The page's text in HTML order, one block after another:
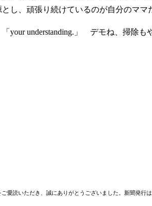
し、頑張り続けているのが自分のママ
your understanding.」 デモね、掃除も
愛読いただき、誠にありがとうございました。新聞発行